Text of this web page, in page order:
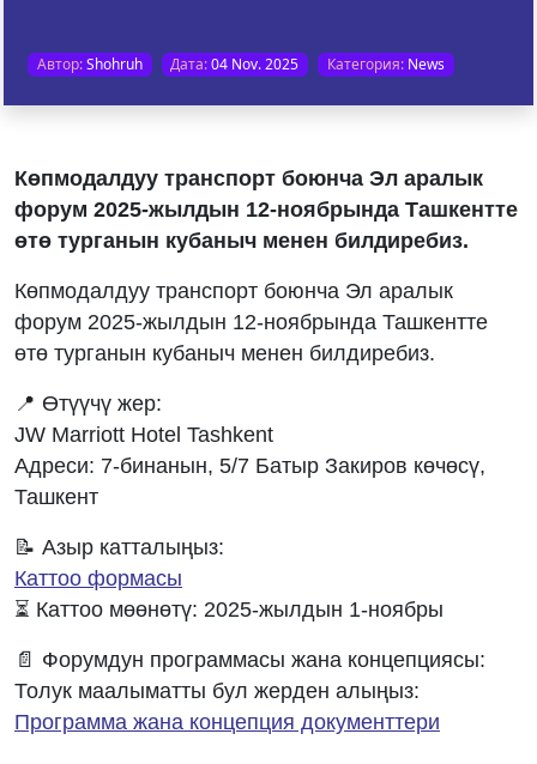
Автор:Shohruh Дата:04 Nov. 2025 Категория: News
Көпмодалдуу транспорт боюнча Эл аралык
форум 2025-жылдын 12-ноябрында Ташкентте
өтө турганын кубаныч менен билдиребиз.
Көпмодалдуу транспорт боюнча Эл аралык
форум 2025-жылдын 12-ноябрында Ташкентте
өтө турганын кубаныч менен билдиребиз.
📍 Өтүүчү жер:
JW Marriott Hotel Tashkent
Адреси: 7-бинанын, 5/7 Батыр Закиров көчөсү,
Ташкент
📝 Азыр катталыңыз:
Каттоо формасы
⏳ Каттоо мөөнөтү: 2025-жылдын 1-ноябры
📄 Форумдун программасы жана концепциясы:
Толук маалыматты бул жерден алыңыз:
Программа жана концепция документтери